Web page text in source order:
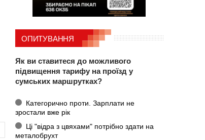
ОПИТУВАННЯ
Як ви ставитеся до можливого
підвищення тарифу на проїзд у
сумських маршрутках?
Категорично проти. Зарплати не
зростали вже рік
Ці "відра з цвяхами" потрібно здати на
металобрухт